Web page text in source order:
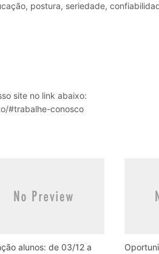
postura, seriedade,
site no link abaixo:
#trabalhe-conosco
alunos: de 03/12 a